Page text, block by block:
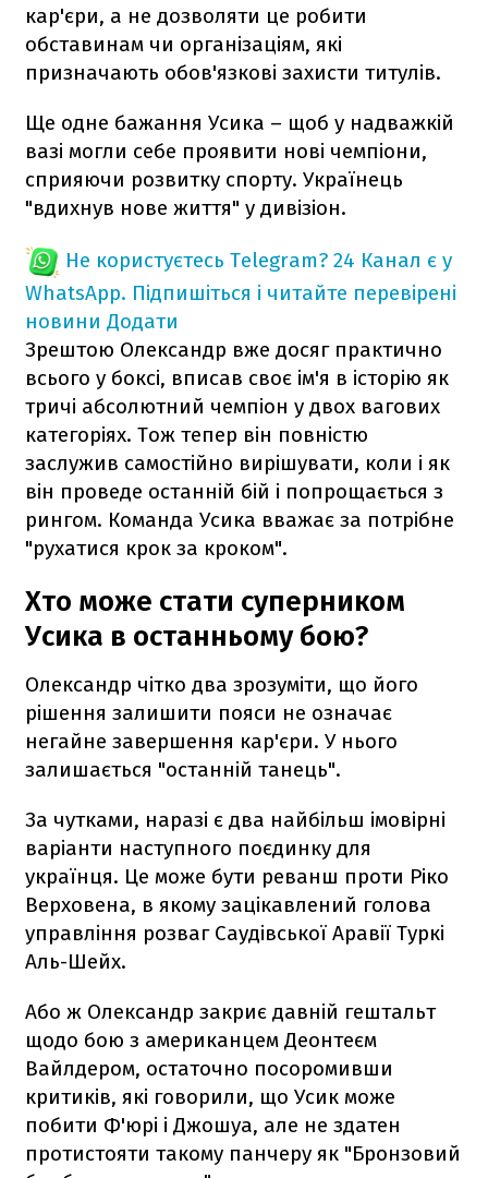
кар'єри, а не дозволяти це робити
обставинам чи організаціям, які
призначають обов'язкові захисти титулів.
Ще одне бажання Усика – щоб у надважкій
вазі могли себе проявити нові чемпіони,
сприяючи розвитку спорту. Українець
"вдихнув нове життя" у дивізіон.
Не користуєтесь Telegram? 24 Канал є у
WhatsApp. Підпишіться і читайте перевірені
новини Додати
Зрештою Олександр вже досяг практично
всього у боксі, вписав своє ім'я в історію як
тричі абсолютний чемпіон у двох вагових
категоріях. Тож тепер він повністю
заслужив самостійно вирішувати, коли і як
він проведе останній бій і попрощається з
рингом. Команда Усика вважає за потрібне
"рухатися крок за кроком".
Хто може стати суперником
Усика в останньому бою?
Олександр чітко два зрозуміти, що його
рішення залишити пояси не означає
негайне завершення кар'єри. У нього
залишається "останній танець".
За чутками, наразі є два найбільш імовірні
варіанти наступного поєдинку для
українця. Це може бути реванш проти Ріко
Верховена, в якому зацікавлений голова
управління розваг Саудівської Аравії Туркі
Аль-Шейх.
Або ж Олександр закриє давній гештальт
щодо бою з американцем Деонтеєм
Вайлдером, остаточно посоромивши
критиків, які говорили, що Усик може
побити Ф'юрі і Джошуа, але не здатен
протистояти такому панчеру як "Бронзовий